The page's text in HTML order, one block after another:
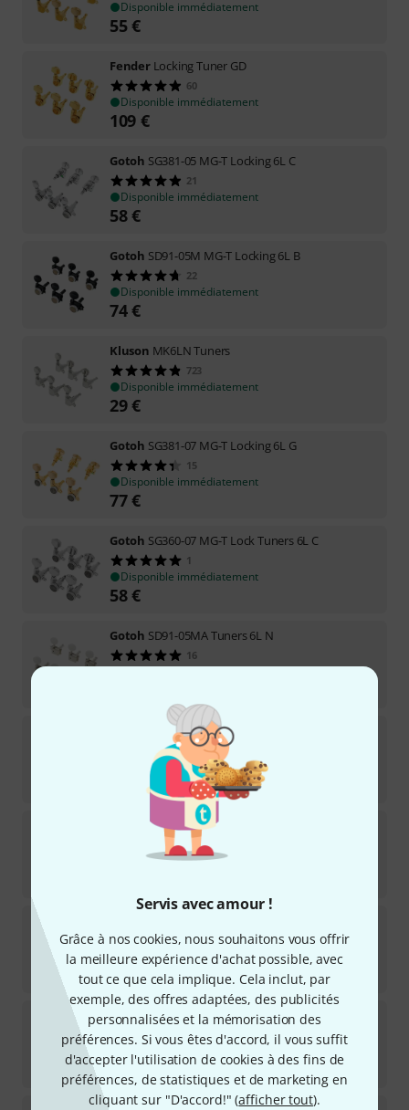
Servis avec amour !
Grâce à nos cookies, nous souhaitons vous offrir
la meilleure expérience d'achat possible, avec
tout ce que cela implique. Cela inclut, par
exemple, des offres adaptées, des publicités
personnalisées et la mémorisation des
préférences. Si vous êtes d'accord, il vous suffit
d'accepter l'utilisation de cookies à des fins de
préférences, de statistiques et de marketing en
cliquant sur "D'accord!" (afficher tout).
Disponible immédiatement
55€
Fender Locking Tuner GD
60
Disponible immédiatement
109 €
Gotoh SG381-05 MG-T Locking 6L C
21
Disponible immédiatement
58€
Gotoh SD91-05M MG-T Locking 6L B
22
Disponible immédiatement
74€
Kluson MK6LN Tuners
723
Disponible immédiatement
29€
Gotoh SG381-07 MG-T Locking 6L G
15
Disponible immédiatement
77€
Gotoh SG360-07 MG-T Lock Tuners 6L C
1
Disponible immédiatement
58€
Gotoh SD91-05MA Tuners 6L N
16
Disponible immédiatement
SD91-05M MG-T Locking 6L G
21
Disponible sous 2–3 semaines
Harley BentonParts Locking Tuners 6L CR
29
Disponible immédiatement
10
Disponible immédiatement
113 €
FenderLocking Tuner BCH
67
Disponible sous 1–2 semaines
75 €